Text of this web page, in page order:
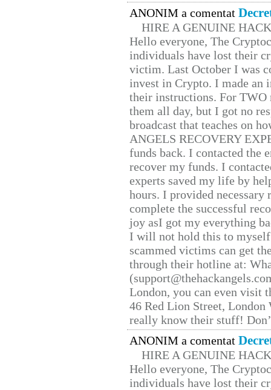
ANONIM a comentat
HIRE A GENUINE
Hello everyone, The
individuals have lost their
victim. Last October I was
invest in Crypto. I made
their instructions. For TWO
them all day, but I got no
broadcast that teaches on
ANGELS RECOVERY
funds back. I contacted the
recover my funds. I
experts saved my life by
hours. I provided
complete the successful
joy asI got my everything
I will not hold this to
scammed victims can get
through their hotline at:
London, you can even visit
46 Red Lion Street, London
really know their stuff!
ANONIM a comentat
HIRE A GENUINE
Hello everyone, The
individuals have lost their